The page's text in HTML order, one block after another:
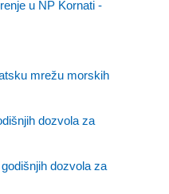
u NP Kornati -
mrežu morskih
dozvola za
dozvola za